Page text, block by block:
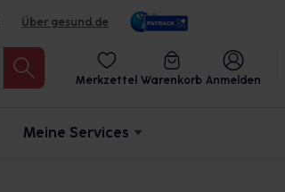
Über gesund.de
Merkzettel Warenkorb Anmelden
Meine Services